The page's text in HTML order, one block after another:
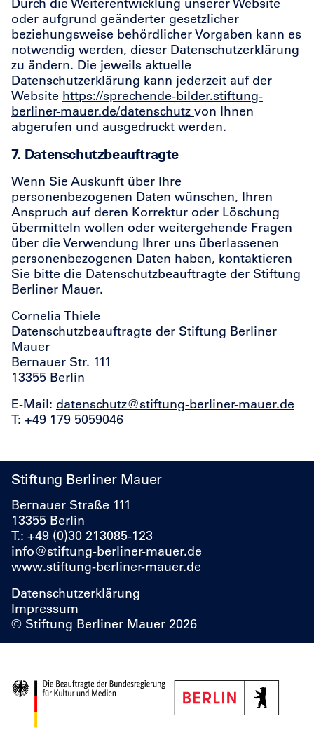
Durch die Weiterentwicklung unserer Website
oder aufgrund geänderter gesetzlicher
beziehungsweise behördlicher Vorgaben kann es
notwendig werden, dieser Datenschutzerklärung
zu ändern. Die jeweils aktuelle
Datenschutzerklärung kann jederzeit auf der
Website https://sprechende-bilder.stiftung-
berliner-mauer.de/datenschutz von Ihnen
abgerufen und ausgedruckt werden.
7. Datenschutzbeauftragte
Wenn Sie Auskunft über Ihre
personenbezogenen Daten wünschen, Ihren
Anspruch auf deren Korrektur oder Löschung
übermitteln wollen oder weitergehende Fragen
über die Verwendung Ihrer uns überlassenen
personenbezogenen Daten haben, kontaktieren
Sie bitte die Datenschutzbeauftragte der Stiftung
Berliner Mauer.
Cornelia Thiele
Datenschutzbeauftragte der Stiftung Berliner
Mauer
Bernauer Str. 111
13355 Berlin
E-Mail: datenschutz@stiftung-berliner-mauer.de
T: +49 179 5059046
Stiftung Berliner Mauer
Bernauer Straße 111
13355 Berlin
T.: +49 (0)30 213085-123
info@stiftung-berliner-mauer.de
www.stiftung-berliner-mauer.de
Datenschutzerklärung
Impressum
© Stiftung Berliner Mauer 2026